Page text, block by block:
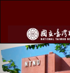
Previous